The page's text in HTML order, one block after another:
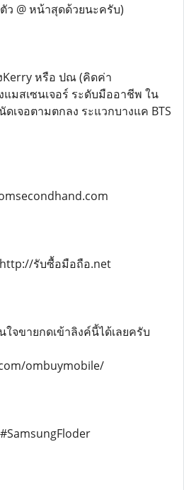
ว @ หน้าสุดด้วยนะครับ)
Kerry หรือ ปณ (คิดค่า
มสเซนเจอร์ ระดับมืออาชีพ ใน
เจอตามตกลง ระแวกบางแค BTS
รับซื้อมือถือ.net
จขายกดเข้าลิงค์นี้ได้เลยครับ
ombuymobile/